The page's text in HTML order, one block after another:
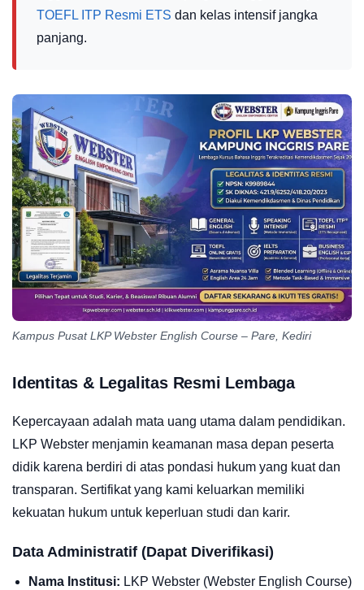
TOEFL ITP Resmi ETS dan kelas intensif jangka
panjang.
Kampus Pusat LKP Webster English Course – Pare, Kediri
Identitas & Legalitas Resmi Lembaga
Kepercayaan adalah mata uang utama dalam pendidikan.
LKP Webster menjamin keamanan masa depan peserta
didik karena berdiri di atas pondasi hukum yang kuat dan
transparan. Sertifikat yang kami keluarkan memiliki
kekuatan hukum untuk keperluan studi dan karir.
Data Administratif (Dapat Diverifikasi)
Nama Institusi: LKP Webster (Webster English Course)